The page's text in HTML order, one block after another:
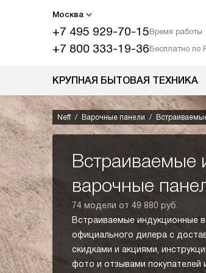
Москва
+7 495 929-70-15Время работы
+7 800 333-19-36Бесплатно по
КРУПНАЯ БЫТОВАЯ ТЕХНИКА
Neff Варочные панели
Встраиваемые
варочные
74 модели от 49 880 руб.
Встраиваемые индукционные
официального дилера с
скидками и акциями,
фото и отзывами